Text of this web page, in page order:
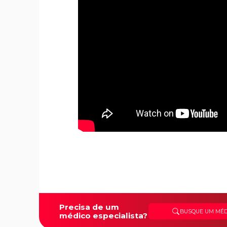
Precisa de um
médico especialista?
BUSQUE UM